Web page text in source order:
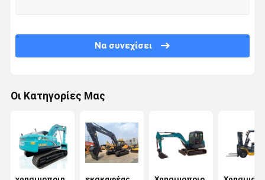
Αρχική
Σελίδα
Προϊόντα Βίντεο
Σχετικά Με
Εμάς
Να συνεχίσει
Οι Κατηγορίες Μας